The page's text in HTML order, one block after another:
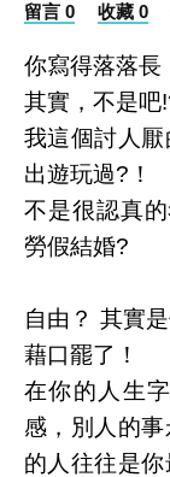
留言 0 收藏 0
你寫得落落長
其實，不是吧
我這個討人
出遊玩過? ！
不是很認真
勞假結婚?
自由？ 其實
藉口罷了！
在你的人生
感，別人的
的人往往是